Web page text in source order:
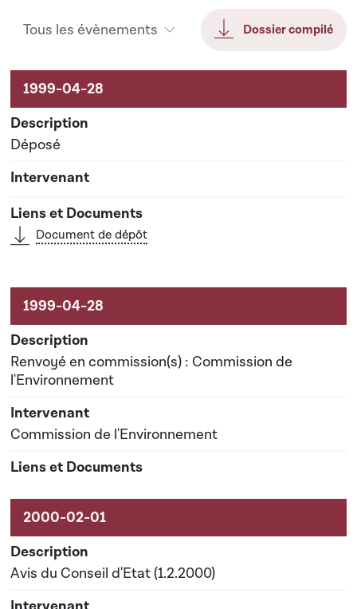
Tous les évènements Dossier compilé
Activités sur le dossier
Déposé
Document de dépôt
Renvoyé en commission(s) : Commission de
l'Environnement
Commission de l'Environnement
Avis du Conseil d'Etat (1.2.2000)